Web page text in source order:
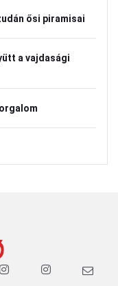
ősi piramisai
a vajdasági